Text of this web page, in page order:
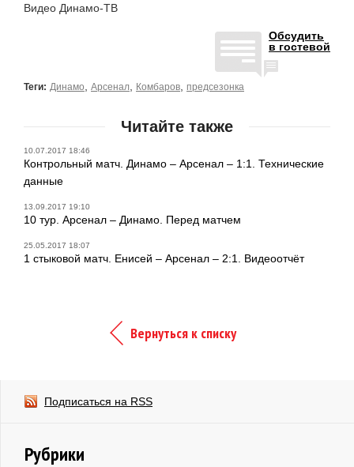
Видео Динамо-ТВ
Обсудить
в гостевой
Теги: Динамо Арсенал Комбаров предсезонка
Читайте также
10.07.2017 18:46
Контрольный матч. Динамо – Арсенал – 1:1. Технические
данные
13.09.2017 19:10
10 тур. Арсенал – Динамо. Перед матчем
25.05.2017 18:07
1 стыковой матч. Енисей – Арсенал – 2:1. Видеоотчёт
Вернуться к списку
Подписаться на RSS
Рубрики